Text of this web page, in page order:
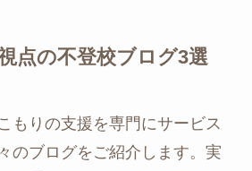
点の不登校ブログ3選
もりの支援を専門にサービス
のブログをご紹介します。実